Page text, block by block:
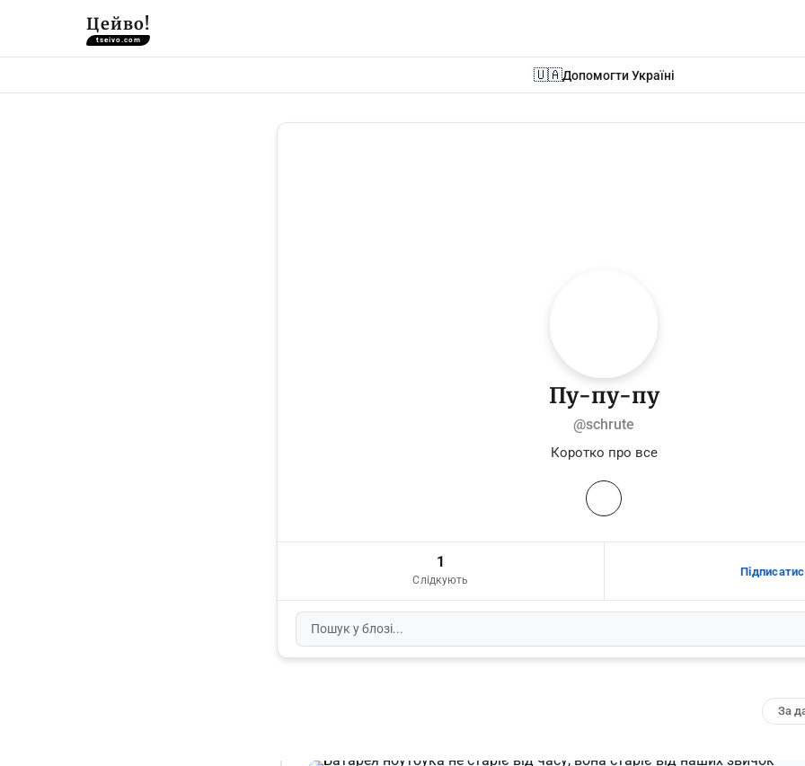
Цейво!
tseivo.com
🇺🇦Допомогти Україні
Пу-пу-пу
@schrute
Коротко про все
1
Слідкують